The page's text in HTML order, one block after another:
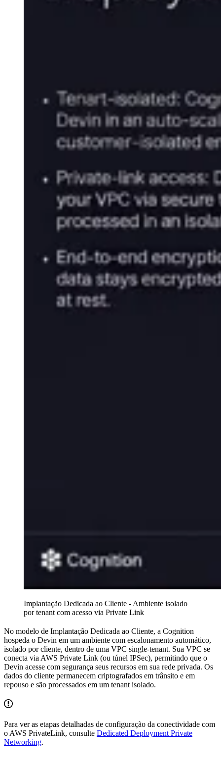
Implantação Dedicada ao Cliente - Ambiente isolado
por tenant com acesso via Private Link
No modelo de Implantação Dedicada ao Cliente, a Cognition
hospeda o Devin em um ambiente com escalonamento automático,
isolado por cliente, dentro de uma VPC single-tenant. Sua VPC se
conecta via AWS Private Link (ou túnel IPSec), permitindo que o
Devin acesse com segurança seus recursos em sua rede privada. Os
dados do cliente permanecem criptografados em trânsito e em
repouso e são processados em um tenant isolado.
Para ver as etapas detalhadas de configuração da conectividade com
o AWS PrivateLink, consulte Dedicated Deployment Private
Networking.